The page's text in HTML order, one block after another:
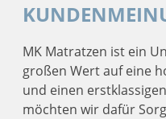
MK Matratzen ist ein
großen Wert auf eine
und einen
möchten wir dafür